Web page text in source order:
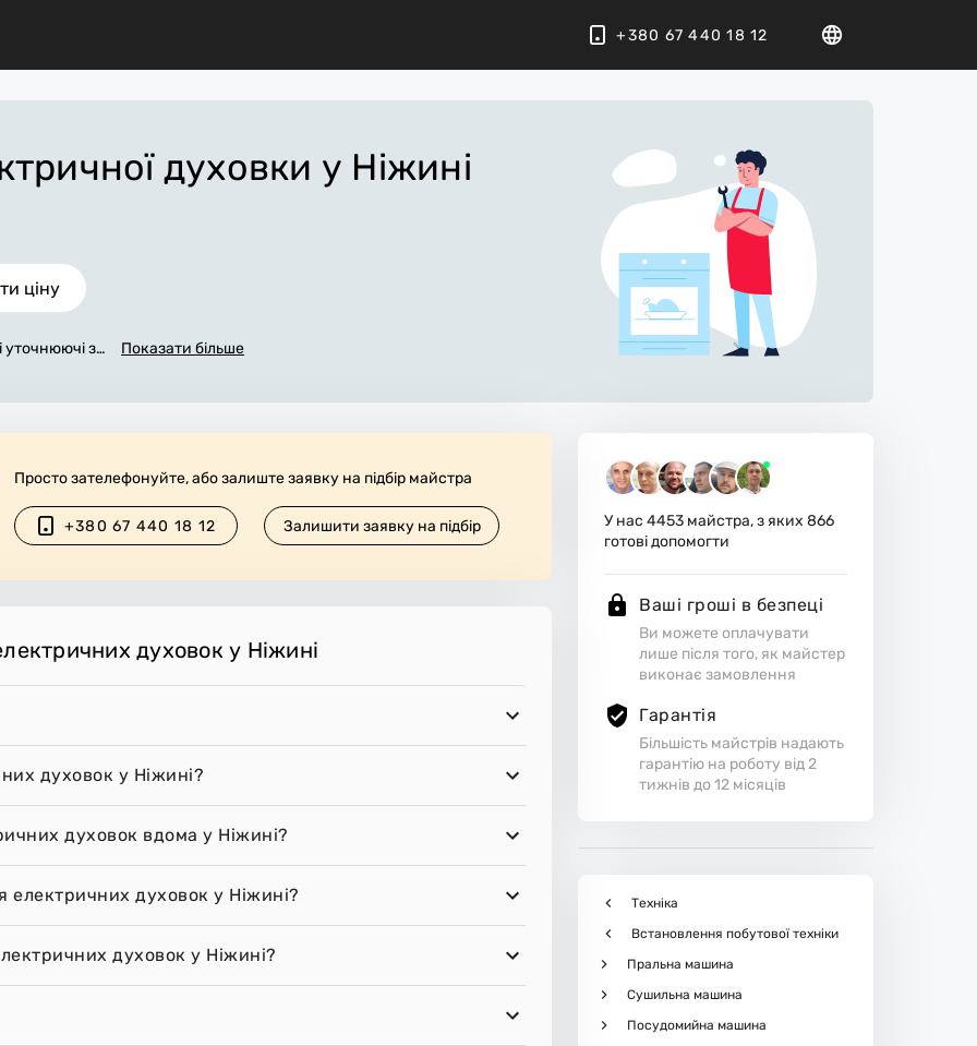
+380 67 440 18 12
духовки у Ніжині
ціну
уточнюючі за
всіх р
ро
Показати більше
У нас4453 майстра, з яких866
готові допомогти
Ваші гроші в безпеці
Ви можете оплачувати
лише після того, як майстер
виконає замовлення
Гарантія
Більшість майстрів надають
гарантію на роботу від 2
тижнів до 12 місяців
Техніка
Встановлення побутової техніки
Пральна машина
Сушильна машина
Посудомийна машина
Просто зателефонуйте, або залиште заявку на підбір майстра
+380 67 440 18 12 Залишити заявку на підбір
духовок у Ніжині
духовок у Ніжині?
духовок вдома у Ніжині?
електричних духовок у Ніжині?
духовок у Ніжині?